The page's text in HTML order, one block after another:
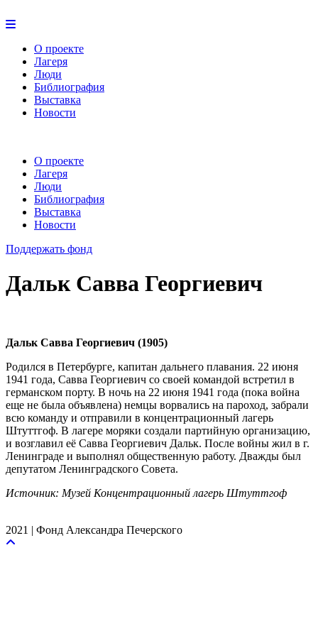
О проекте
Лагеря
Люди
Библиография
Выставка
Новости
О проекте
Лагеря
Люди
Библиография
Выставка
Новости
Поддержать фонд
Дальк Савва Георгиевич
Дальк Савва Георгиевич (1905)
Родился в Петербурге, капитан дальнего плавания. 22 июня
1941 года, Савва Георгиевич со своей командой встретил в
германском порту. В ночь на 22 июня 1941 года (пока война
еще не была объявлена) немцы ворвались на пароход, забрали
всю команду и отправили в концентрационный лагерь
Штуттгоф. В лагере моряки создали партийную организацию,
и возглавил её Савва Георгиевич Дальк. После войны жил в г.
Ленинграде и выполнял общественную работу. Дважды был
депутатом Ленинградского Совета.
Источник: Музей Концентрационный лагерь Штуттгоф
2021 | Фонд Александра Печерского